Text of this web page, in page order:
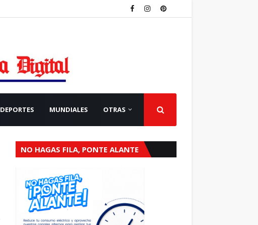
DEPORTES MUNDIALES OTRAS
NO HAGAS FILA, PONTE ALANTE